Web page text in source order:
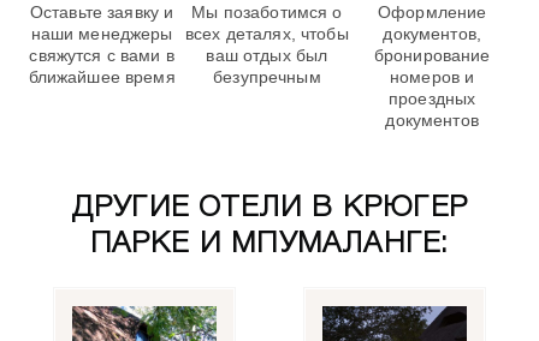
Оставьте заявку и
наши менеджеры
свяжутся с вами в
ближайшее время
Мы позаботимся о
всех деталях, чтобы
ваш отдых был
безупречным
Оформление
документов,
бронирование
номеров и
проездных
документов
ДРУГИЕ ОТЕЛИ В КРЮГЕР
ПАРКЕ И МПУМАЛАНГЕ: